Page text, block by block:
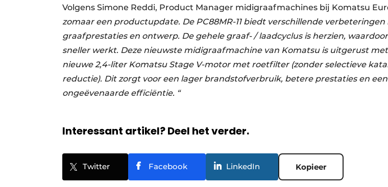
Volgens Simone Reddi, Product Manager midigraafmachines bij Komatsu
zomaar een productupdate. De PC88MR-11 biedt verschillende verbeteringen
graafprestaties en ontwerp. De gehele graaf- / laadcyclus is herzien,
sneller werkt. Deze nieuwste midigraafmachine van Komatsu is uitgerust
nieuwe 2,4-liter Komatsu Stage V-motor met roetfilter (zonder selectieve
reductie). Dit zorgt voor een lager brandstofverbruik, betere prestaties en een
ongeëvenaarde efficiëntie. “
Interessant artikel? Deel het verder.
Twitter Facebook LinkedIn Kopieer